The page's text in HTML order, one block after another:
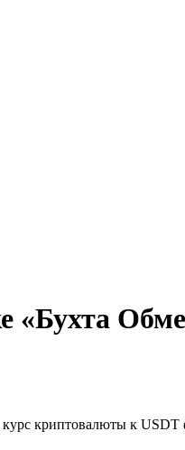
«Бухта
криптовалюты к